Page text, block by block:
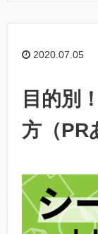
2020.07.05
目的別
方（PR